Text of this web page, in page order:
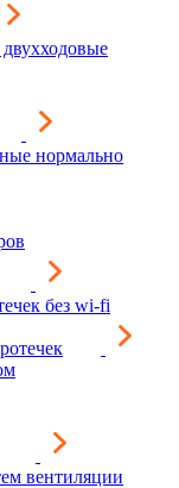
нормально
без wi-fi
вентиляции